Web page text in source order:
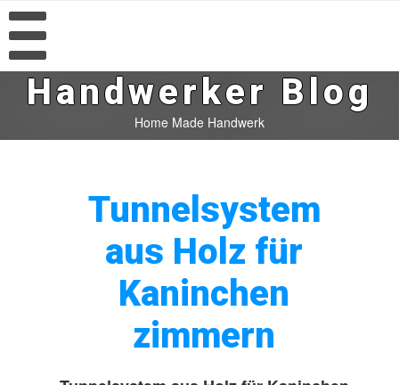
Handwerker Blog
Home Made Handwerk
Tunnelsystem
aus Holz für
Kaninchen
zimmern